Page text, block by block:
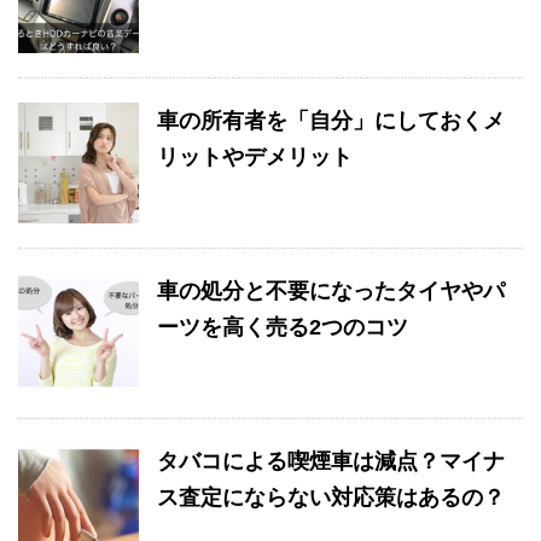
車の所有者を「自分」にしておくメ
リットやデメリット
車の処分と不要になったタイヤやパ
ーツを高く売る2つのコツ
タバコによる喫煙車は減点？マイナ
ス査定にならない対応策はあるの？